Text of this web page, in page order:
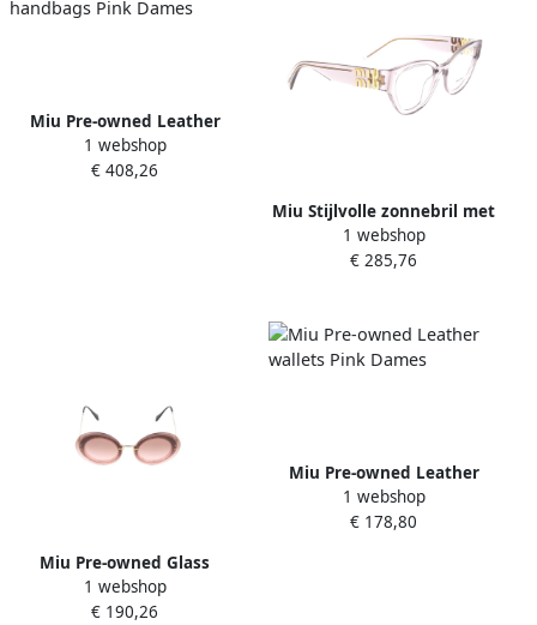
Miu Pre-owned Leather
handbags Pink Dames
1 webshop
€ 408,26
Miu Stijlvolle zonnebril met
uniek ontwerp Pink Dames
1 webshop
€ 285,76
Miu Pre-owned Glass
sunglasses Pink Dames
1 webshop
€ 190,26
Miu Pre-owned Leather
wallets Pink Dames
1 webshop
€ 178,80